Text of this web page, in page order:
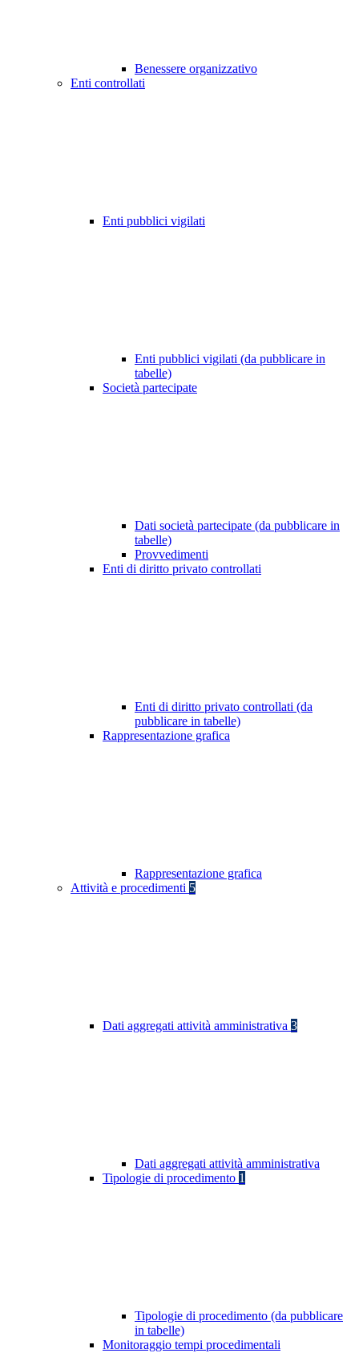
Benessere organizzativo
Enti controllati
Enti pubblici vigilati
Enti pubblici vigilati (da pubblicare in
tabelle)
Società partecipate
Dati società partecipate (da pubblicare in
tabelle)
Provvedimenti
Enti di diritto privato controllati
Enti di diritto privato controllati (da
pubblicare in tabelle)
Rappresentazione grafica
Rappresentazione grafica
Attività e procedimenti 5
Dati aggregati attività amministrativa 3
Dati aggregati attività amministrativa
Tipologie di procedimento 1
Tipologie di procedimento (da pubblicare
in tabelle)
Monitoraggio tempi procedimentali